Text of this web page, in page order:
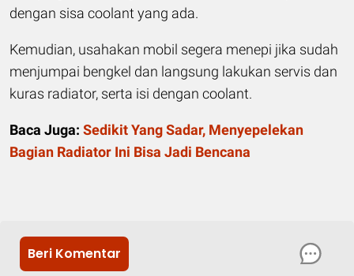
dengan sisa coolant yang ada.
Kemudian, usahakan mobil segera menepi jika sudah
menjumpai bengkel dan langsung lakukan servis dan
kuras radiator, serta isi dengan coolant.
Baca Juga: Sedikit Yang Sadar, Menyepelekan
Bagian Radiator Ini Bisa Jadi Bencana
Beri Komentar